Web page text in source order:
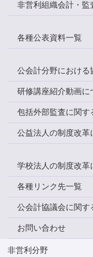
非営利組織会計・
各種公表資料一覧
公会計分野における
研修講座紹介動画に
包括外部監査に関す
公益法人の制度改革
学校法人の制度改革
各種リンク先一覧
公会計協議会に関す
お問い合わせ
非営利分野